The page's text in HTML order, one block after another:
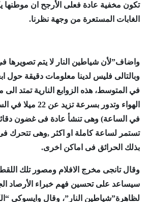
تكون مخفية عادة فعلى الأرجح ان
الغابات المستعرة من وجهة نظرنا.
واضاف”لأن شياطين النار لا يتم تصويرها
وبالتالى فليس لدينا معلومات دقيقة حول
في الساعة) وهى تنشأ عادة فى غضون
تستمر لساعة كاملة او اكثر ,وهى تتحرك
بذلك الحرائق فى اماكن اخرى.
وقال تانجى مخرج الافلام ومصور تلك
سيساعد على تحسين فهم خبراء الأرصاد
لظاهرة”شياطين النار”، وقال وايسوكى